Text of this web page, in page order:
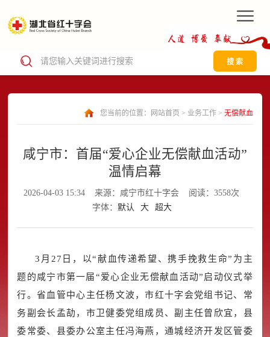
搜 索
您当前的位置： 网站首页 > 业务工作> 无偿献血
咸宁市：首届“爱心企业无偿献血活动”
温情启幕
2026-04-03 15:34 来源：咸宁市红十字会
阅读：3558次
字体： 默认 大 超大
3月27日，以“献血传递希望、携手挽救生命”为主
题的咸宁市第一届“爱心企业无偿献血活动”启动仪式举
行。省血管中心主任杨文波，市红十字会党组书记、常
务副会长孟劼，市卫健委党组成员、副主任曾欣宜，县
委常委、县委办公室主任冯海燕，通城经济开发区管委